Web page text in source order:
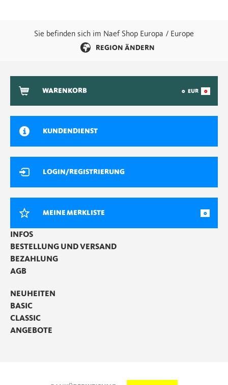
Sie befinden sich im Naef Shop Europa / Europe
REGION ÄNDERN
WARENKORB 0 EUR 0
KUNDENDIENST
LOGIN/REGISTRIERUNG
MEINE MERKLISTE 0
INFOS
BESTELLUNG UND VERSAND
BEZAHLUNG
AGB
NEUHEITEN
BASIC
CLASSIC
ANGEBOTE